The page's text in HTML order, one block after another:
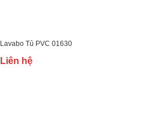
Lavabo Tủ PVC 01630
Liên hệ